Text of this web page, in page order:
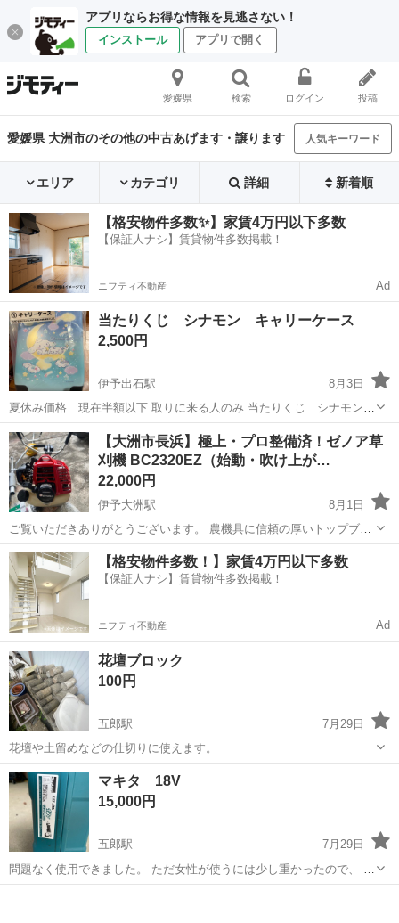
アプリならお得な情報を見逃さない！
インストール アプリで開く
愛媛県 検索 ログイン 投稿
愛媛県 大洲市のその他の中古あげます・譲ります 人気キーワード
エリア カテゴリ 詳細 新着順
【格安物件多数✨】家賃4万円以下多数
【保証人ナシ】賃貸物件多数掲載！
ニフティ不動産 Ad
当たりくじ シナモン キャリーケース
2,500円
伊予出石駅
8月3日
夏休み価格 現在半額以下 取りに来る人のみ 当たりくじ シナモン
キャリーケース 郵送不可 取りに来る人のみです。それ以外は返信しま
せん。
愛媛 大洲市 伊予出石駅 その他 シナモン
【大洲市長浜】極上・プロ整備済！ゼノア草
刈機 BC2320EZ（始動・吹け上が…
22,000円
伊予大洲駅
8月1日
ご覧いただきありがとうございます。 農機具に信頼の厚いトップブラ
ンド、ゼノア（ZENOAH）の高性能エンジン式草刈機「BC2320EZ」
です。 出品にあたり、専門知識のもとキャブレター分解清掃を含めた
徹底的なメンテナンスを行...
愛媛 大洲市 伊予大洲駅 その他
【格安物件多数！】家賃4万円以下多数
【保証人ナシ】賃貸物件多数掲載！
ニフティ不動産 Ad
花壇ブロック
100円
五郎駅
7月29日
花壇や土留めなどの仕切りに使えます。
愛媛 大洲市 五郎駅
マキタ 18V
15,000円
五郎駅
7月29日
問題なく使用できました。 ただ女性が使うには少し重かったので、 出
品させて頂きました。